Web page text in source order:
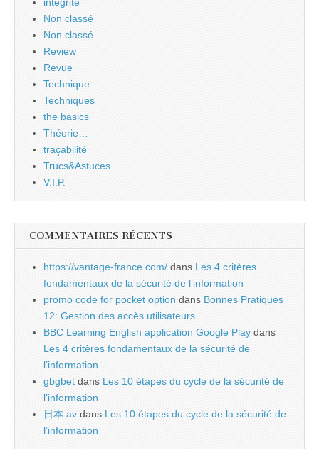
intégrité
Non classé
Non classé
Review
Revue
Technique
Techniques
the basics
Théorie…
traçabilité
Trucs&Astuces
V.I.P.
COMMENTAIRES RÉCENTS
https://vantage-france.com/ dans Les 4 critères
fondamentaux de la sécurité de l’information
promo code for pocket option dans Bonnes Pratiques
12: Gestion des accès utilisateurs
BBC Learning English application Google Play dans
Les 4 critères fondamentaux de la sécurité de
l’information
gbgbet dans Les 10 étapes du cycle de la sécurité de
l’information
日本 av dans Les 10 étapes du cycle de la sécurité de
l’information